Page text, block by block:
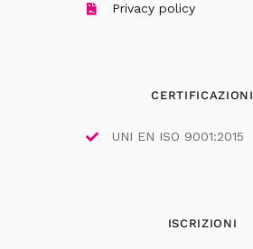
Privacy policy
CERTIFICAZIONI
UNI EN ISO 9001:2015
ISCRIZIONI